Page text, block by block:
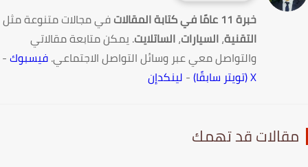
خبرة 11 عامًا في كتابة المقالات
في مجالات متنوعة مثل
التقنية،السيارات،الساتلايت. يمكن متابعة مقالاتي
والتواصل معي عبر وسائل التواصل الاجتماعي.فيسبوك-
-لينكدإن
قد تهمك